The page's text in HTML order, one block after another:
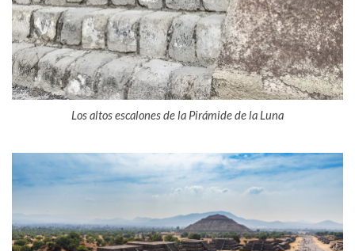
Los altos escalones de la Pirámide de la Luna